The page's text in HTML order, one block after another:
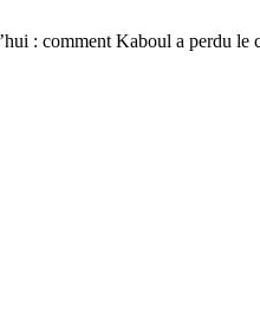
: comment Kaboul a perdu le